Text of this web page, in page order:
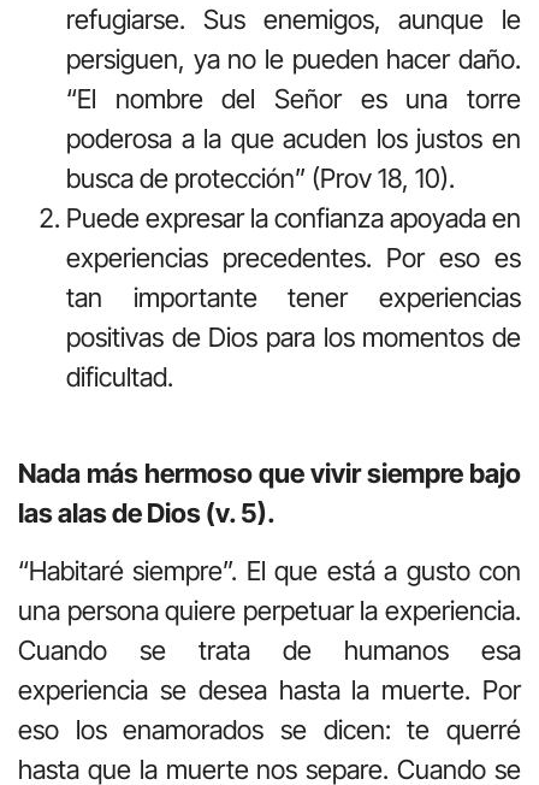
refugiarse. Sus enemigos, aunque le
persiguen, ya no le pueden hacer daño.
“El nombre del Señor es una torre
poderosa a la que acuden los justos en
busca de protección” (Prov 18, 10).
Puede expresar la confianza apoyada en
experiencias precedentes. Por eso es
tan importante tener experiencias
positivas de Dios para los momentos de
dificultad.
Nada más hermoso que vivir siempre bajo
las alas de Dios (v. 5).
“Habitaré siempre”. El que está a gusto con
una persona quiere perpetuar la experiencia.
Cuando se trata de humanos esa
experiencia se desea hasta la muerte. Por
eso los enamorados se dicen: te querré
hasta que la muerte nos separe. Cuando se